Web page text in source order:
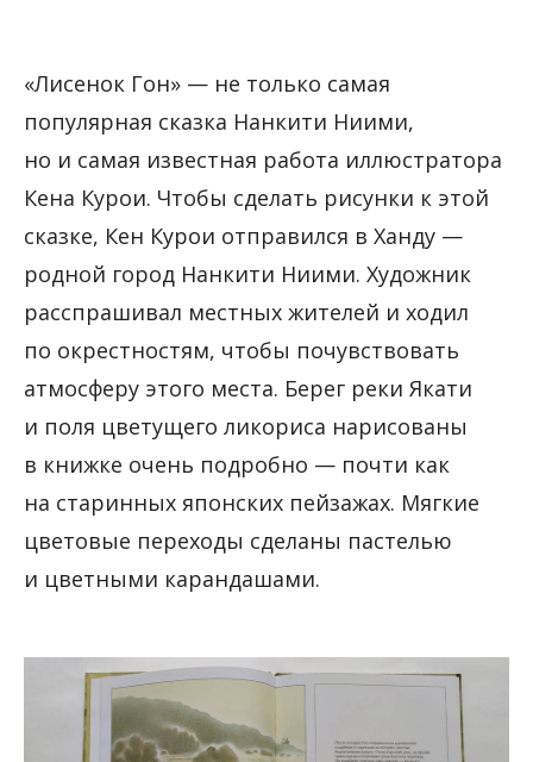
«Лисенок Гон» — не только самая
популярная сказка Нанкити Ниими,
но и самая известная работа иллюстратора
Кена Курои. Чтобы сделать рисунки к этой
сказке, Кен Курои отправился в Ханду —
родной город Нанкити Ниими. Художник
расспрашивал местных жителей и ходил
по окрестностям, чтобы почувствовать
атмосферу этого места. Берег реки Якати
и поля цветущего ликориса нарисованы
в книжке очень подробно — почти как
на старинных японских пейзажах. Мягкие
цветовые переходы сделаны пастелью
и цветными карандашами.